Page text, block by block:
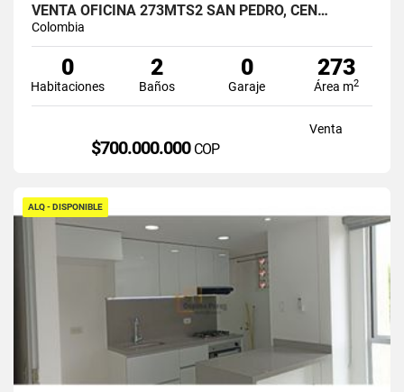
VENTA OFICINA 273MTS2 SAN PEDRO, CEN…
Colombia
0
Habitaciones
2
Baños
0
Garaje
273
Área m2
Venta
$700.000.000 COP
ALQ - DISPONIBLE